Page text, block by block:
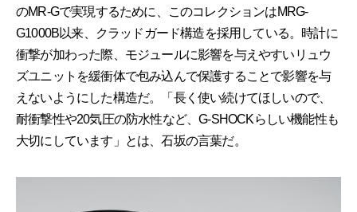
のMR-Gで実現するために、このコレクションはMRG-
G1000B以来、クラッドガード構造を採用している。時計に
衝撃が加わった際、モジュールに影響を与えやすいリュウ
ズユニットを緩衝体で包み込んで保護することで影響を与
えないようにした構造だ。「長く使い続けてほしいので、
耐衝撃性や20気圧の防水性など、G-SHOCKらしい機能性も
大切にしています」とは、石坂の言葉だ。